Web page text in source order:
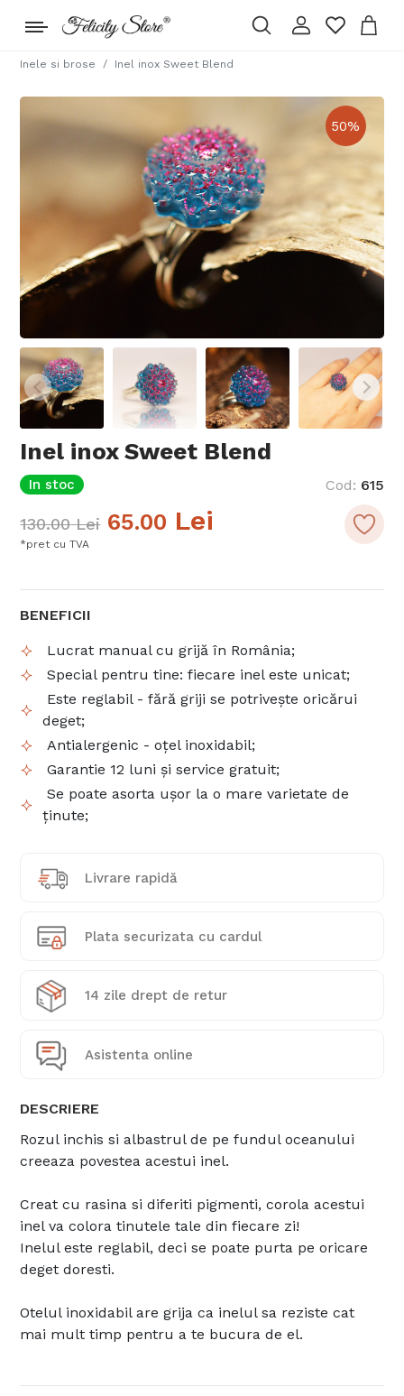
Inele si brose Inel inox Sweet Blend
50%
Inel inox Sweet Blend
In stoc Cod: 615
130.00 Lei 65.00 Lei
*pret cu TVA
BENEFICII
Lucrat manual cu grijă în România;
Special pentru tine: fiecare inel este unicat;
Este reglabil - fără griji se potrivește oricărui
deget;
Antialergenic - oțel inoxidabil;
Garantie 12 luni și service gratuit;
Se poate asorta ușor la o mare varietate de
ținute;
Livrare rapidă
Plata securizata cu cardul
14 zile drept de retur
Asistenta online
DESCRIERE
Rozul inchis si albastrul de pe fundul oceanului
creeaza povestea acestui inel.
Creat cu rasina si diferiti pigmenti, corola acestui
inel va colora tinutele tale din fiecare zi!
Inelul este reglabil, deci se poate purta pe oricare
deget doresti.
Otelul inoxidabil are grija ca inelul sa reziste cat
mai mult timp pentru a te bucura de el.